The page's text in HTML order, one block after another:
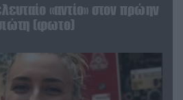
«αντίο» στον πρώην
(φωτο)